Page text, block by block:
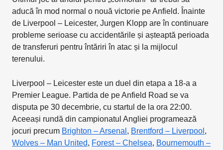
aducă în mod normal o nouă victorie pe Anfield. Înainte
de Liverpool – Leicester, Jurgen Klopp are în continuare
probleme serioase cu accidentările și așteaptă perioada
de transferuri pentru întăriri în atac și la mijlocul
terenului.
Liverpool – Leicester este un duel din etapa a 18-a a
Premier League. Partida de pe Anfield Road se va
disputa pe 30 decembrie, cu startul de la ora 22:00.
Aceeași rundă din campionatul Angliei programează
jocuri precum Brighton – Arsenal , Brentford – Liverpool ,
Wolves – Man United, Forest – Chelsea, Bournemouth –